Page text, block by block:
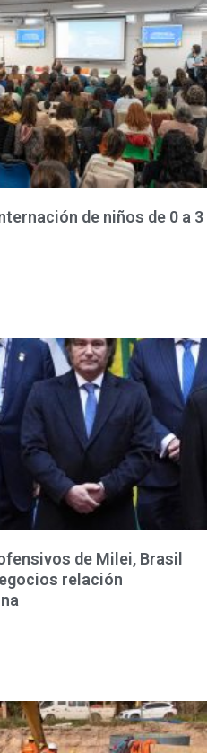
de niños de 0 a 3
de Milei, Brasil
relación